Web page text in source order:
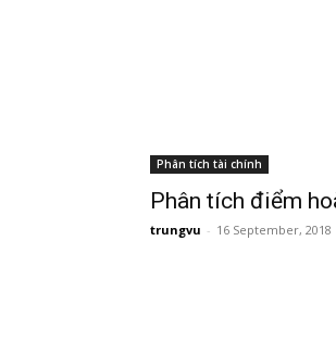
Phân tích tài chính
Phân tích điểm
trungvu - 16 September, 2018